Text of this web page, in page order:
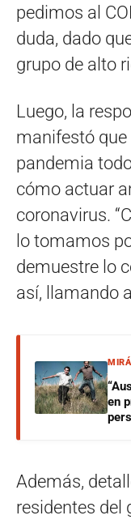
pedimos al
duda, dado
grupo de alto
Luego, la
manifestó que
pandemia
cómo actuar
coronavirus.
lo tomamos
demuestre lo
así, llamando
en
Además,
residentes del